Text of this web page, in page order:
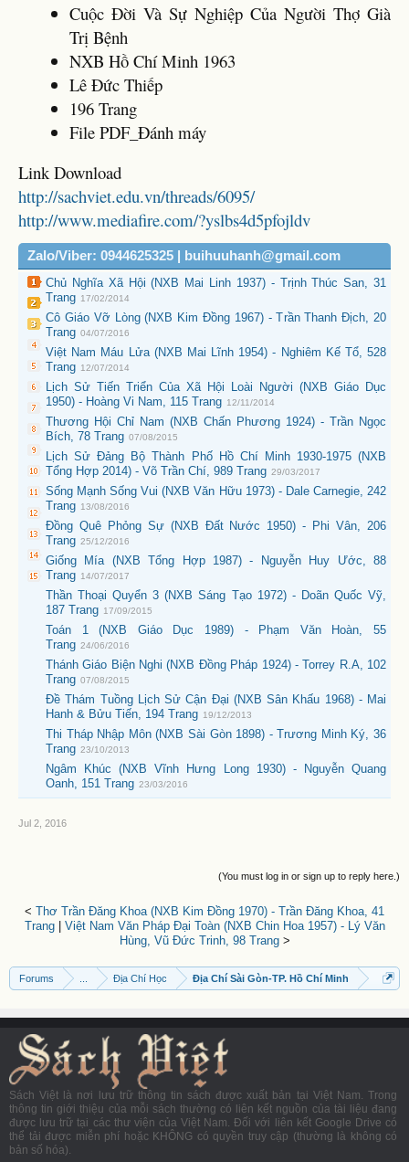
Cuộc Đời Và Sự Nghiệp Của Người Thợ Già
Trị Bệnh
NXB Hồ Chí Minh 1963
Lê Đức Thiếp
196 Trang
File PDF_Đánh máy
Link Download
http://sachviet.edu.vn/threads/6095/
http://www.mediafire.com/?yslbs4d5pfojldv
Zalo/Viber: 0944625325 | buihuuhanh@gmail.com
Chủ Nghĩa Xã Hội (NXB Mai Linh 1937) - Trịnh Thúc San, 31
Trang 17/02/2014
Cô Giáo Vỡ Lòng (NXB Kim Đồng 1967) - Trần Thanh Địch, 20
Trang 04/07/2016
Việt Nam Máu Lửa (NXB Mai Lĩnh 1954) - Nghiêm Kế Tổ, 528
Trang 12/07/2014
Lịch Sử Tiến Triển Của Xã Hội Loài Người (NXB Giáo Dục
1950) - Hoàng Vi Nam, 115 Trang 12/11/2014
Thương Hội Chỉ Nam (NXB Chấn Phương 1924) - Trần Ngọc
Bích, 78 Trang 07/08/2015
Lịch Sử Đảng Bộ Thành Phố Hồ Chí Minh 1930-1975 (NXB
Tổng Hợp 2014) - Võ Trần Chí, 989 Trang 29/03/2017
Sống Mạnh Sống Vui (NXB Văn Hữu 1973) - Dale Carnegie, 242
Trang 13/08/2016
Đồng Quê Phỏng Sự (NXB Đất Nước 1950) - Phi Vân, 206
Trang 25/12/2016
Giống Mía (NXB Tổng Hợp 1987) - Nguyễn Huy Ước, 88
Trang 14/07/2017
Thần Thoại Quyển 3 (NXB Sáng Tạo 1972) - Doãn Quốc Vỹ,
187 Trang 17/09/2015
Toán 1 (NXB Giáo Dục 1989) - Phạm Văn Hoàn, 55
Trang 24/06/2016
Thánh Giáo Biện Nghi (NXB Đồng Pháp 1924) - Torrey R.A, 102
Trang 07/08/2015
Đề Thám Tuồng Lịch Sử Cận Đại (NXB Sân Khấu 1968) - Mai
Hanh & Bửu Tiến, 194 Trang 19/12/2013
Thi Tháp Nhập Môn (NXB Sài Gòn 1898) - Trương Minh Ký, 36
Trang 23/10/2013
Ngâm Khúc (NXB Vĩnh Hưng Long 1930) - Nguyễn Quang
Oanh, 151 Trang 23/03/2016
Jul 2, 2016
(You must log in or sign up to reply here.)
< Thơ Trần Đăng Khoa (NXB Kim Đồng 1970) - Trần Đăng Khoa, 41
Trang| Việt Nam Văn Pháp Đại Toàn (NXB Chin Hoa 1957) - Lý Văn
Hùng, Vũ Đức Trinh, 98 Trang>
Forums Địa Chí Học Địa Chí Sài Gòn-TP. Hồ Chí Minh
Sách Việt là nơi lưu trữ thông tin sách được xuất bản tại Việt Nam. Trong
thông tin giới thiệu của mỗi sách thường có liên kết nguồn của tài liệu đang
được lưu trữ tại các thư viện của Việt Nam. Đối với liên kết Google Drive có
thể tải được miễn phí hoặc KHÔNG có quyền truy cập (thường là không có
bản số hóa).